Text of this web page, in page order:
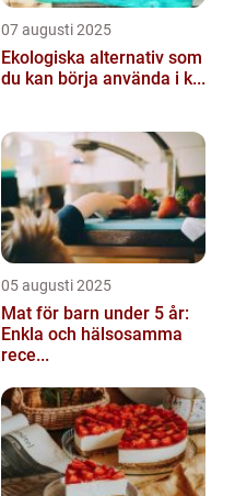
07 augusti 2025
Ekologiska alternativ som
du kan börja använda i k...
05 augusti 2025
Mat för barn under 5 år:
Enkla och hälsosamma
rece...